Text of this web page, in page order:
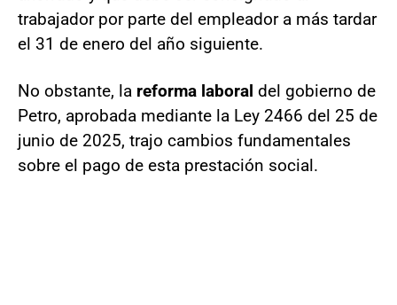
trabajador por parte del empleador a más tardar
el 31 de enero del año siguiente.
No obstante, la reforma laboral del gobierno de
Petro, aprobada mediante la Ley 2466 del 25 de
junio de 2025, trajo cambios fundamentales
sobre el pago de esta prestación social.